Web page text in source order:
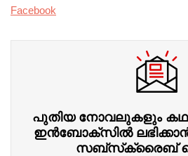
Facebook
പുതിയ നോവലുകളും
ഇന്‍ബോക്‌സില്‍
സബ്‌സ്‌ക്രൈബ്